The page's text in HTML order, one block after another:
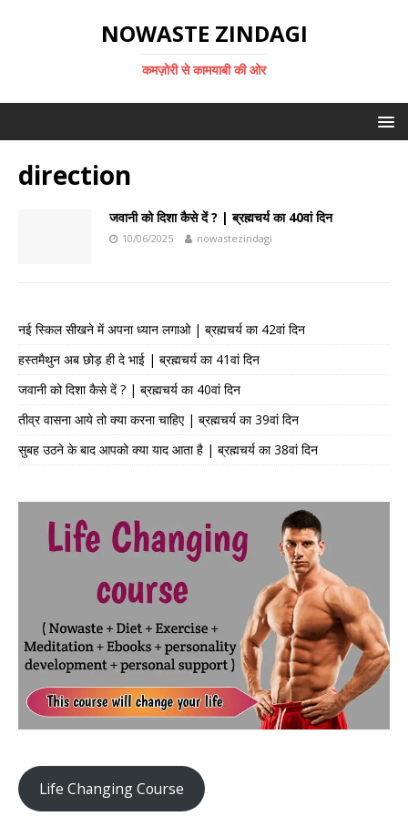
NOWASTE ZINDAGI
कमज़ोरी से कामयाबी की ओर
direction
जवानी को दिशा कैसे दें ? | ब्रह्मचर्य का 40वां दिन
10/06/2025 nowastezindagi
नई स्किल सीखने में अपना ध्यान लगाओ | ब्रह्मचर्य का 42वां दिन
हस्तमैथुन अब छोड़ ही दे भाई | ब्रह्मचर्य का 41वां दिन
जवानी को दिशा कैसे दें ? | ब्रह्मचर्य का 40वां दिन
तीव्र वासना आये तो क्या करना चाहिए | ब्रह्मचर्य का 39वां दिन
सुबह उठने के बाद आपको क्या याद आता है | ब्रह्मचर्य का 38वां दिन
Life Changing Course